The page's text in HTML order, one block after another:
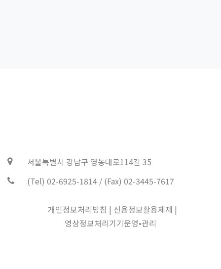
서울특별시 강남구 영동대로114길 35
(Tel) 02-6925-1814 / (Fax) 02-3445-7617
개인정보처리방침 | 신용정보활용체제 |
영상정보처리기기운영•관리